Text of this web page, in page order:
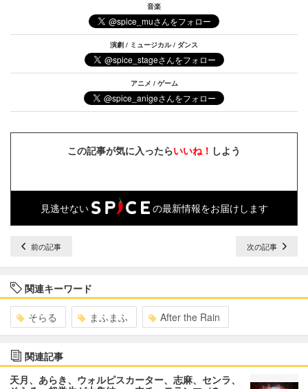
音楽
演劇 / ミュージカル / ダンス
アニメ / ゲーム
この記事が気に入ったらいいね！ しよう
見逃せない の最新情報をお届けします
前の記事 次の記事
関連キーワード
そらる まふまふ After the Rain
関連記事
天月、あらき、ウォルピスカーター、志麻、センラ、